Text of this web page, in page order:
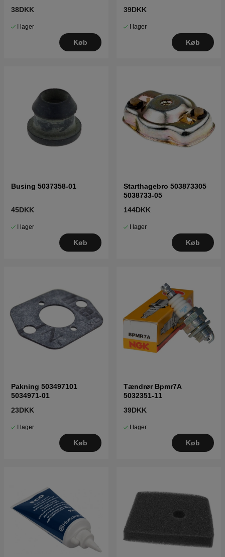
38DKK
I lager
Køb
39DKK
I lager
Køb
Busing 5037358-01
45DKK
I lager
Køb
Starthagebro 503873305
5038733-05
144DKK
I lager
Køb
Pakning 503497101
5034971-01
23DKK
I lager
Køb
Tændrør Bpmr7A
5032351-11
39DKK
I lager
Køb